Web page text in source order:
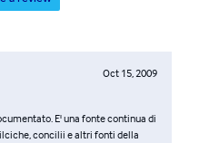
Oct 15, 2009
E' una fonte continua di
concilii e altri fonti della